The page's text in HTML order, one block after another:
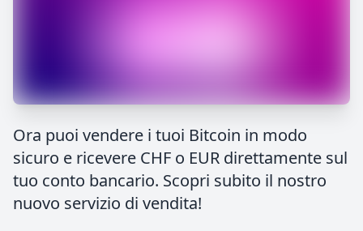
Ora puoi vendere i tuoi Bitcoin in modo
sicuro e ricevere CHF o EUR direttamente sul
tuo conto bancario. Scopri subito il nostro
nuovo servizio di vendita!